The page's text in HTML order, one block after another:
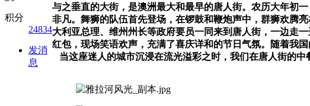
积分
24834
发消
息
与之垂直的大街，是澳洲最大和最早的唐人街。农历大年初
非凡。舞狮的队伍首先登场，在锣鼓和鞭炮声中，群狮欢腾
大利亚总理、维州州长等政府要员一同来到唐人街，一边走
红包，现场笑语欢声，充满了喜庆详和的节日气氛。随着我
当这座迷人的城市沉浸在流光溢彩之时，我们在唐人街的